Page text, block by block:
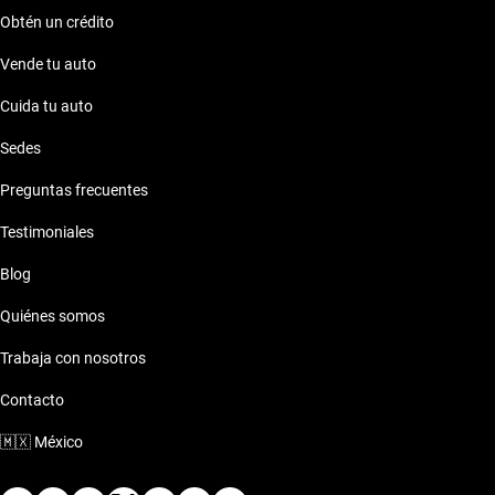
Obtén un crédito
Vende tu auto
Cuida tu auto
Sedes
Preguntas frecuentes
Testimoniales
Blog
Quiénes somos
Trabaja con nosotros
Contacto
🇲🇽 México